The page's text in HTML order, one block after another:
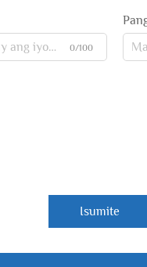
0/100
Isumite